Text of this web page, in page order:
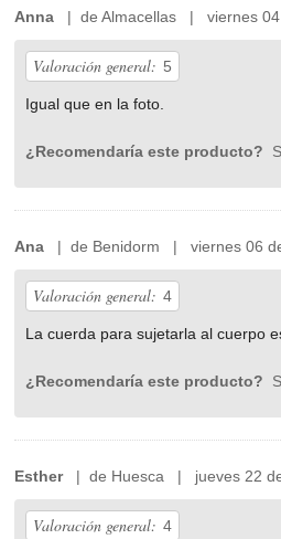
Anna | de Almacellas | viernes 04
Valoración general: 5
Igual que en la foto.
¿Recomendaría este producto?
Ana | de Benidorm | viernes 06
Valoración general: 4
La cuerda para sujetarla al cuerpo
¿Recomendaría este producto?
Esther| de Huesca | jueves 22 de
Valoración general: 4